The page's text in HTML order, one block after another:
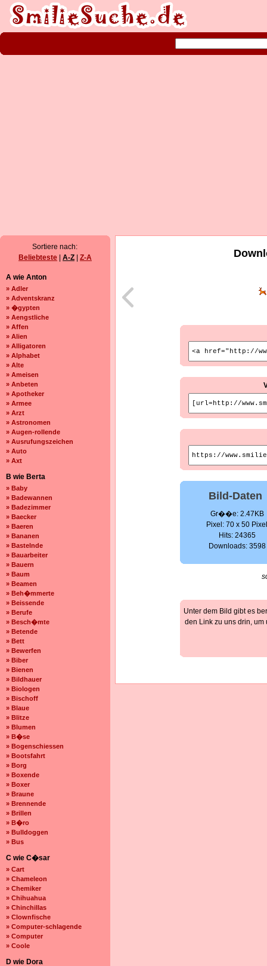
Sortiere nach:
Beliebteste
A-Z Z-A
A wie Anton
» Adler
» Adventskranz
» �gypten
» Aengstliche
» Affen
» Alien
» Alligatoren
» Alphabet
» Alte
» Ameisen
» Anbeten
» Apotheker
» Armee
» Arzt
» Astronomen
» Augen-rollende
» Ausrufungszeichen
» Auto
» Axt
B wie Berta
» Baby
» Badewannen
» Badezimmer
» Baecker
» Baeren
» Bananen
» Bastelnde
» Bauarbeiter
» Bauern
» Baum
» Beamen
» Beh�mmerte
» Beissende
» Berufe
» Besch�mte
» Betende
» Bett
» Bewerfen
» Biber
» Bienen
» Bildhauer
» Biologen
» Bischoff
» Blaue
» Blitze
» Blumen
» B�se
» Bogenschiessen
» Bootsfahrt
» Borg
» Boxende
» Boxer
» Braune
» Brennende
» Brillen
» B�ro
» Bulldoggen
» Bus
C wie C�sar
» Cart
» Chameleon
» Chemiker
» Chihuahua
» Chinchillas
» Clownfische
» Computer-schlagende
» Computer
» Coole
D wie Dora
Bild-Daten
Gr��e: 2.47KB
Pixel: 70 x 50
Hits: 24365
Downloads: 3598
Unter dem Bild gibt es
den Link zu uns drin,